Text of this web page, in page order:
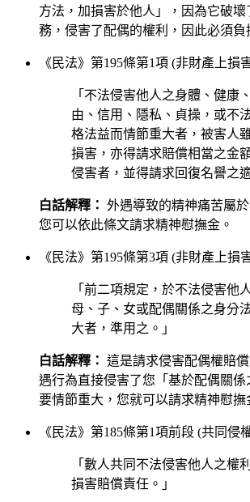
方法，加損害於他人」，因為它破
務，侵害了配偶的權利，因此必須負
《民法》第195條第1項 (非財產上損
「不法侵害他人之身體、健康
由、信用、隱私、貞操，或不
格法益而情節重大者，被害人
損害，亦得請求賠償相當之金
侵害者，並得請求回復名譽之
白話解釋： 外遇導致的精神痛苦屬
您可以依此條文請求精神慰撫金。
《民法》第195條第3項 (非財產上損
「前二項規定，於不法侵害他
母、子、女或配偶關係之身分
大者，準用之。」
白話解釋： 這是請求侵害配偶權賠
遇行為直接侵害了您「基於配偶關係
要情節重大，您就可以請求精神慰撫
《民法》第185條第1項前段 (共同侵
「數人共同不法侵害他人之權
損害賠償責任。」